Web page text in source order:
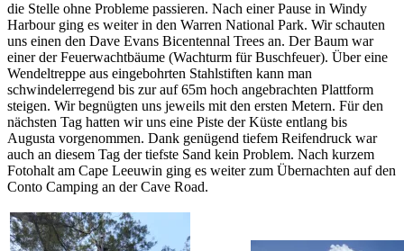
die Stelle ohne Probleme passieren. Nach einer Pause in Windy
Harbour ging es weiter in den Warren National Park. Wir schauten
uns einen den Dave Evans Bicentennal Trees an. Der Baum war
einer der Feuerwachtbäume (Wachturm für Buschfeuer). Über eine
Wendeltreppe aus eingebohrten Stahlstiften kann man
schwindelerregend bis zur auf 65m hoch angebrachten Plattform
steigen. Wir begnügten uns jeweils mit den ersten Metern. Für den
nächsten Tag hatten wir uns eine Piste der Küste entlang bis
Augusta vorgenommen. Dank genügend tiefem Reifendruck war
auch an diesem Tag der tiefste Sand kein Problem. Nach kurzem
Fotohalt am Cape Leeuwin ging es weiter zum Übernachten auf den
Conto Camping an der Cave Road.